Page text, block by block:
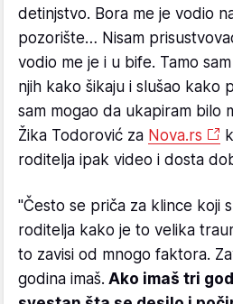
detinjstvo. Bora me je vodio
pozorište… Nisam
vodio me je i u bife. Tamo
njih kako šikaju i slušao kako
sam mogao da ukapiram bilo
Žika Todorović za Nova.rs
roditelja ipak video i dosta
"Često se priča za klince koji
roditelja kako je to velika
to zavisi od mnogo faktora.
godina imaš. Ako imaš tri